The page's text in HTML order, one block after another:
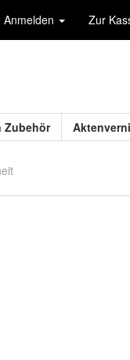
Anmelden Zur
Zubehör